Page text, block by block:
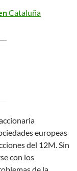
Cataluña
europeas
del 12M. Sin
con los
de la